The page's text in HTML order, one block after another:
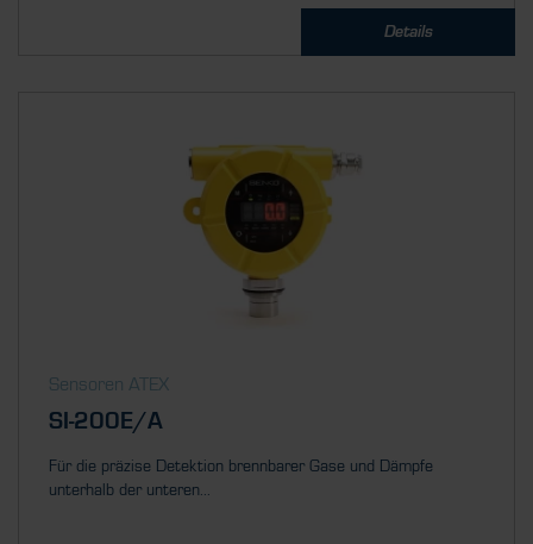
Details
Sensoren ATEX
SI-200E/A
Für die präzise Detektion brennbarer Gase und Dämpfe
unterhalb der unteren...